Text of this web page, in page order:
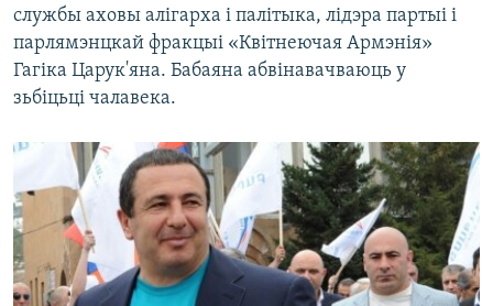
службы аховы алігарха і палітыка, лідэра партыі і
парлямэнцкай фракцыі «Квітнеючая Армэнія»
Гагіка Царук'яна. Бабаяна абвінавачваюць у
зьбіцьці чалавека.